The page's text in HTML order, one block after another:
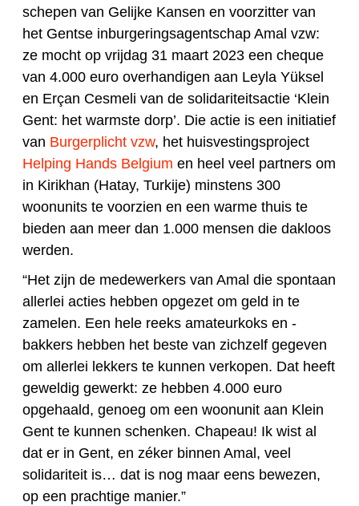
schepen van Gelijke Kansen en voorzitter van
het Gentse inburgeringsagentschap Amal vzw:
ze mocht op vrijdag 31 maart 2023 een cheque
van 4.000 euro overhandigen aan Leyla Yüksel
en Erçan Cesmeli van de solidariteitsactie ‘Klein
Gent: het warmste dorp’. Die actie is een initiatief
van Burgerplicht vzw, het huisvestingsproject
Helping Hands Belgium en heel veel partners om
in Kirikhan (Hatay, Turkije) minstens 300
woonunits te voorzien en een warme thuis te
bieden aan meer dan 1.000 mensen die dakloos
werden.
“Het zijn de medewerkers van Amal die spontaan
allerlei acties hebben opgezet om geld in te
zamelen. Een hele reeks amateurkoks en -
bakkers hebben het beste van zichzelf gegeven
om allerlei lekkers te kunnen verkopen. Dat heeft
geweldig gewerkt: ze hebben 4.000 euro
opgehaald, genoeg om een woonunit aan Klein
Gent te kunnen schenken. Chapeau! Ik wist al
dat er in Gent, en zéker binnen Amal, veel
solidariteit is… dat is nog maar eens bewezen,
op een prachtige manier.”